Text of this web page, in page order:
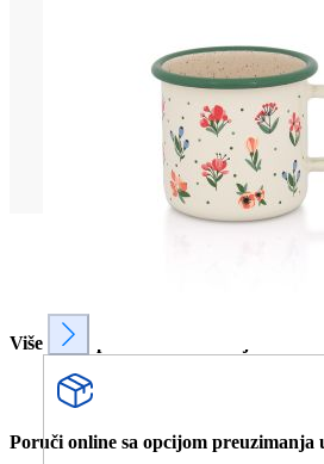
Više od 80 prodavnica u Srbiji.
Poruči online sa opcijom preuzimanja